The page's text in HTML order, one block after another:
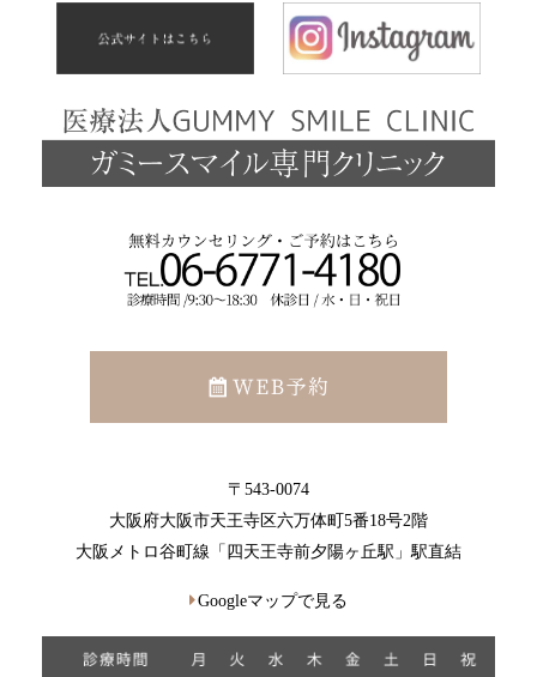
〒543-0074
大阪府大阪市天王寺区六万体町5番18号2階
大阪メトロ谷町線「四天王寺前夕陽ヶ丘駅」駅直結
Googleマップで見る